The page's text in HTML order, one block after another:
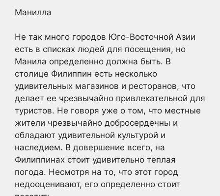
Манилла
Не так много городов Юго-Восточной Азии
есть в списках людей для посещения, но
Манила определенно должна быть. В
столице Филиппин есть несколько
удивительных магазинов и ресторанов, что
делает ее чрезвычайно привлекательной для
туристов. Не говоря уже о том, что местные
жители чрезвычайно добросердечны и
обладают удивительной культурой и
наследием. В довершение всего, на
Филиппинах стоит удивительно теплая
погода. Несмотря на то, что этот город
недооценивают, его определенно стоит